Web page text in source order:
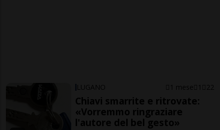
LUGANO 1 mese 1 22
Chiavi smarrite e ritrovate:
«Vorremmo ringraziare
l'autore del bel gesto»